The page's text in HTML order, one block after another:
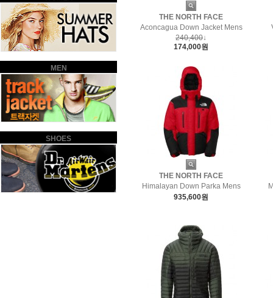
MEN
SHOES
THE NORTH FACE
Aconcagua Down Jacket Mens
240,400↓
174,000원
THE NORTH FACE
Himalayan Down Parka Mens
935,600원